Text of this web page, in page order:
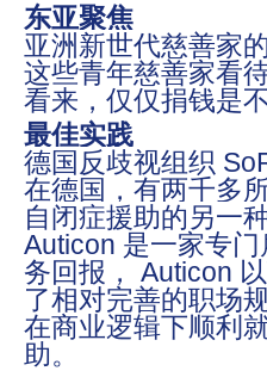
东亚聚焦
亚洲新世代慈善家
这些青年慈善家看
看来，仅仅捐钱是
最佳实践
德国反歧视组织
在德国，有两千多
自闭症援助的另一
Auticon 是一家专
务回报， Auticon
了相对完善的职场
在商业逻辑下顺利
助。